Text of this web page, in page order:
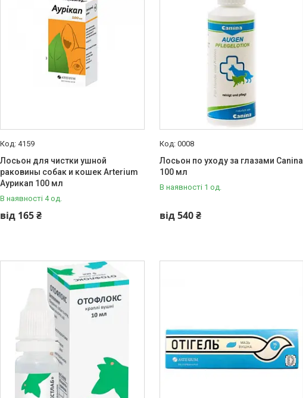
4159
Лосьон для чистки ушной
раковины собак и кошек Arterium
Аурикап 100 мл
В наявності 4 од.
від 165 ₴
0008
Лосьон по уходу за глазами Canina
100 мл
В наявності 1 од.
від 540 ₴